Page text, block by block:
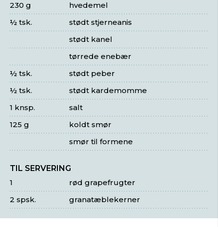
hvedemel
230 g
stødt stjerneanis
½ tsk.
stødt kanel
tørrede enebær
stødt peber
½ tsk.
stødt kardemomme
½ tsk.
salt
1 knsp.
koldt smør
125 g
smør til formene
TIL SERVERING
rød grapefrugter
1
granatæblekerner
2 spsk.